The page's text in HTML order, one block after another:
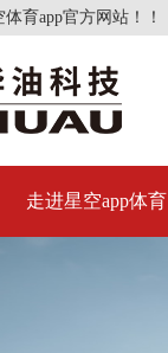
育app官方网站！！
走进星空app体育